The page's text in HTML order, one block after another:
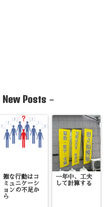
New Posts -
雑な行動はコ
ミュニケーシ
ョンの不足か
ら
一年中、工夫
して計算する